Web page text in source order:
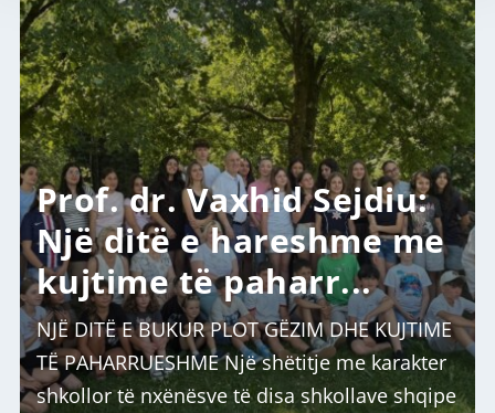
Prof. dr. Vaxhid Sejdiu:
Një ditë e hareshme me
kujtime të paharr...
NJË DITË E BUKUR PLOT GËZIM DHE KUJTIME
TË PAHARRUESHME Një shëtitje me karakter
shkollor të nxënësve të disa shkollave shqipe